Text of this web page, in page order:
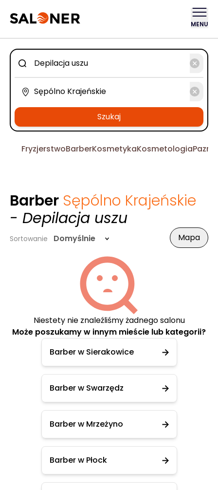
MENU
Szukaj
FryzjerstwoBarberKosmetykaKosmetologia
Barber Sępólno Krajeńskie
- Depilacja uszu
Sortowanie Domyślnie Mapa
Niestety nie znaleźliśmy żadnego salonu
Może poszukamy w innym mieście lub kategorii?
Barber w Sierakowice
Barber w Swarzędz
Barber w Mrzeżyno
Barber w Płock